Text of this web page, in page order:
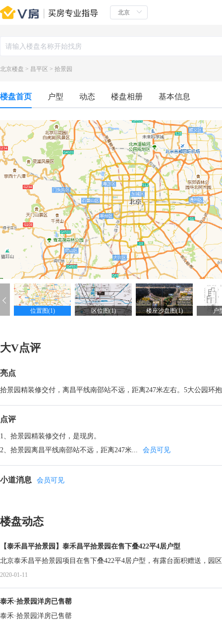
北京楼盘 > 昌平区 > 拾景园
楼盘首页 户型 动态 楼盘相册 基本信息
位置图(1) 区位图(1) 楼座沙盘图(1) 户
大V点评
亮点
拾景园精装修交付，离昌平线南邵站不远，距离247米左右。5大公园环
点评
1、拾景园精装修交付，是现房。
2、拾景园离昌平线南邵站不远，距离247米...
会员可见
小道消息 会员可见
楼盘动态
【泰禾昌平拾景园】泰禾昌平拾景园在售下叠422平4居户型
北京泰禾昌平拾景园项目在售下叠422平4居户型，有露台面积赠送，园
2020-01-11
泰禾·拾景园洋房已售罄
泰禾·拾景园洋房已售罄